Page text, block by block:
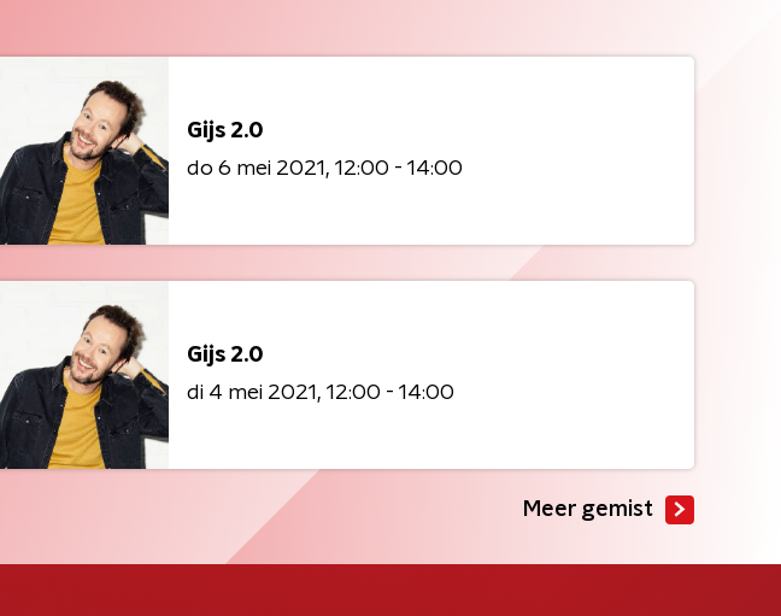
Gijs 2.0
do 6 mei 2021
12:00 - 14:00
Gijs 2.0
di 4 mei 2021
12:00 - 14:00
Meer gemist